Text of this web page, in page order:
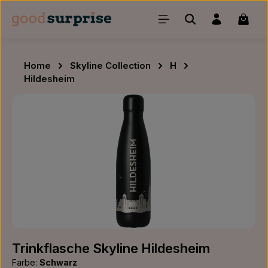
Zum Hauptinhalt springen
Home Skyline Collection
H
Hildesheim
Trinkflasche Skyline Hildesheim
Farbe: Schwarz